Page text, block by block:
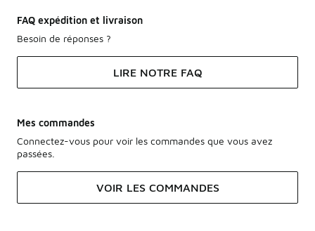
FAQ expédition et livraison
Besoin de réponses ?
LIRE NOTRE FAQ
Mes commandes
Connectez-vous pour voir les commandes que vous avez
passées.
VOIR LES COMMANDES